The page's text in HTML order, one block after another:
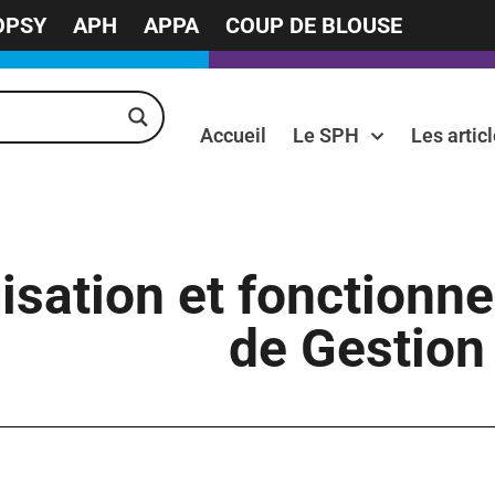
APH APPA COUP DE BLOUSE
Accueil Le SPH Les
et
de Gestion